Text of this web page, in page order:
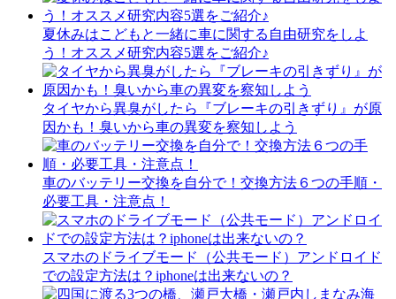
夏休みはこどもと一緒に車に関する自由研究をしよ
う！オススメ研究内容5選をご紹介♪
タイヤから異臭がしたら『ブレーキの引きずり』が原
因かも！臭いから車の異変を察知しよう
車のバッテリー交換を自分で！交換方法６つの手順・
必要工具・注意点！
スマホのドライブモード（公共モード）アンドロイド
での設定方法は？iphoneは出来ないの？